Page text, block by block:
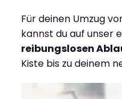
Für deinen Umzug
kannst du auf unser
reibungslosen
Kiste bis zu deinem